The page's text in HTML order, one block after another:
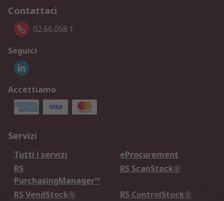
Contattaci
02.66.058.1
Seguici
Accettiamo
Servizi
Tutti i servizi
eProcurement
RS
PurchasingManager™
RS ScanStock®
RS VendStock®
RS ControlStock®